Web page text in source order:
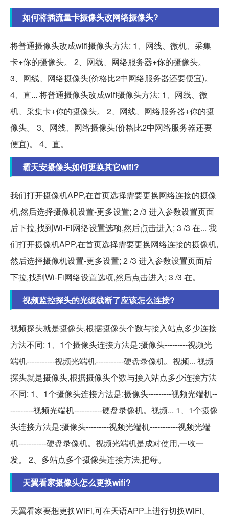
如何将插流量卡摄像头改网络摄像头?
将普通摄像头改成wifi摄像头方法: 1、网线、微机、采集
卡+你的摄像头。 2、网线、网络服务器+你的摄像头。
3、网线、网络摄像头(价格比2中网络服务器还要便宜)。
4、直... 将普通摄像头改成wifi摄像头方法: 1、网线、微
机、采集卡+你的摄像头。 2、网线、网络服务器+你的摄
像头。 3、网线、网络摄像头(价格比2中网络服务器还要
便宜)。 4、直。
霸天安摄像头如何更换其它wifi?
我们打开摄像机APP,在首页选择需要更换网络连接的摄像
机,然后选择摄像机设置-更多设置; 2 /3 进入参数设置页面
后下拉,找到Wi-Fi网络设置选项,然后点击进入; 3 /3 在... 我
们打开摄像机APP,在首页选择需要更换网络连接的摄像机,
然后选择摄像机设置-更多设置; 2 /3 进入参数设置页面后
下拉,找到Wi-Fi网络设置选项,然后点击进入; 3 /3 在。
视频监控探头的光缆线断了应该怎么连接?
视频探头就是摄像头,根据摄像头个数与接入站点多少连接
方法不同: 1、1个摄像头连接方法是:摄像头---------视频光
端机-----------视频光端机-----------硬盘录像机。视频... 视频
探头就是摄像头,根据摄像头个数与接入站点多少连接方法
不同: 1、1个摄像头连接方法是:摄像头---------视频光端机--
---------视频光端机-----------硬盘录像机。视频... 1、1个摄像
头连接方法是:摄像头---------视频光端机-----------视频光端
机-----------硬盘录像机。视频光端机是成对使用,一收一
发。 2、多站点多个摄像头连接方法,把每。
天翼看家摄像头怎么更换wifi?
天翼看家要想更换WiFi,可在天语APP上进行切换WiFi。